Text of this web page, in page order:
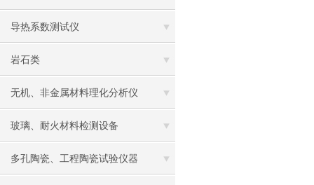
导热系数测试仪
岩石类
无机、非金属材料理化分析仪
玻璃、耐火材料检测设备
多孔陶瓷、工程陶瓷试验仪器